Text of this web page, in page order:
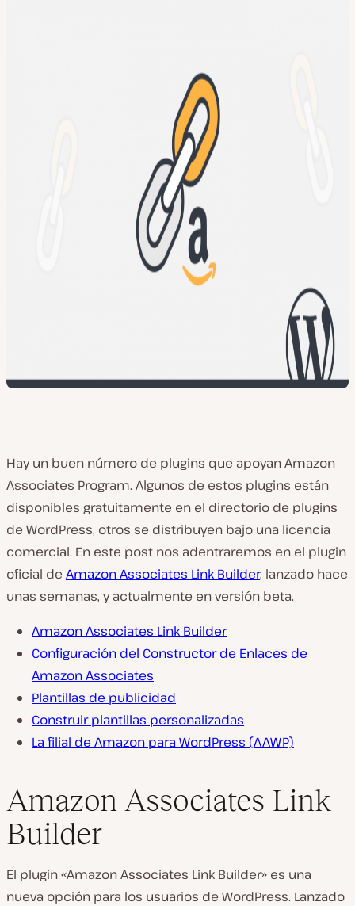
Hay un buen número de plugins que apoyan Amazon
Associates Program. Algunos de estos plugins están
disponibles gratuitamente en el directorio de plugins
de WordPress, otros se distribuyen bajo una licencia
comercial. En este post nos adentraremos en el plugin
oficial de Amazon Associates Link Builder, lanzado hace
unas semanas, y actualmente en versión beta.
Amazon Associates Link Builder
Configuración del Constructor de Enlaces de
Amazon Associates
Plantillas de publicidad
Construir plantillas personalizadas
La filial de Amazon para WordPress (AAWP)
Amazon Associates Link
Builder
El plugin «Amazon Associates Link Builder» es una
nueva opción para los usuarios de WordPress. Lanzado